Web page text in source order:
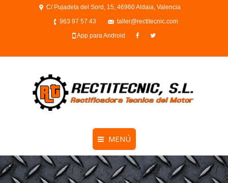
C/ Pujadeta del Sord, 15, 46960 Aldaia, Valencia
963 97 57 43
taller@rectitecnic.com
App para Android
MENÚ